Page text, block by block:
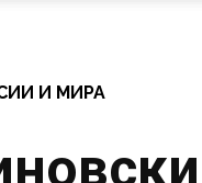
И МИРА